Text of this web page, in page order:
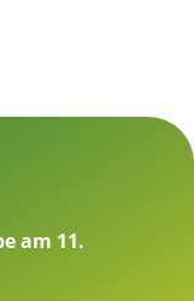
am 11.